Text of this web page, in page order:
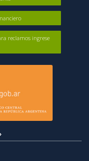
reclamos ingrese